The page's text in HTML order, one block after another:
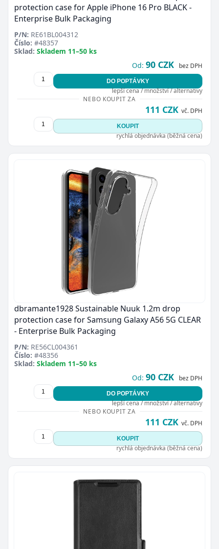
protection case for Apple iPhone 16 Pro BLACK -
Enterprise Bulk Packaging
P/N: RE61BL004312
Číslo: #48357
Sklad: Skladem 11–50 ks
Od: 90 CZK bez DPH
DO POPTÁVKY
lepší cena / množství / alternativy
NEBO KOUPIT ZA
111 CZK vč. DPH
KOUPIT
rychlá objednávka (běžná cena)
dbramante1928 Sustainable Nuuk 1.2m drop
protection case for Samsung Galaxy A56 5G CLEAR
- Enterprise Bulk Packaging
P/N: RE56CL004361
Číslo: #48356
Sklad: Skladem 11–50 ks
Od: 90 CZK bez DPH
DO POPTÁVKY
lepší cena / množství / alternativy
NEBO KOUPIT ZA
111 CZK vč. DPH
KOUPIT
rychlá objednávka (běžná cena)